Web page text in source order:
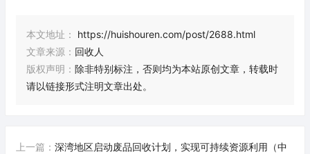
本文地址：
https://huishouren.com/post/2688.html
文章来源： 回收人
版权声明： 除非特别标注，否则均为本站原创文章，转载时
请以链接形式注明文章出处。
上一篇： 深湾地区启动废品回收计划，实现可持续资源利用（中